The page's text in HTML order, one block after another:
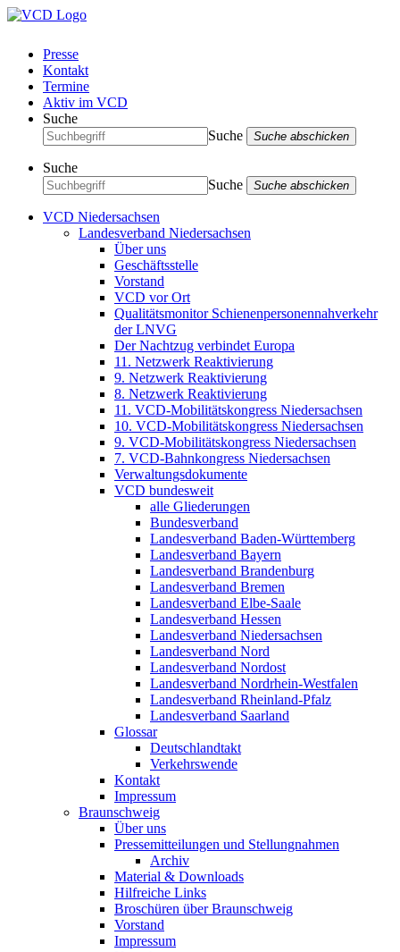
Presse
Kontakt
Termine
Aktiv im VCD
Suche
Suche
Suche abschicken
Suche
Suche
Suche abschicken
VCD Niedersachsen
Landesverband Niedersachsen
Über uns
Geschäftsstelle
Vorstand
VCD vor Ort
Qualitätsmonitor Schienenpersonennahverkehr
der LNVG
Der Nachtzug verbindet Europa
11. Netzwerk Reaktivierung
9. Netzwerk Reaktivierung
8. Netzwerk Reaktivierung
11. VCD-Mobilitätskongress Niedersachsen
10. VCD-Mobilitätskongress Niedersachsen
9. VCD-Mobilitätskongress Niedersachsen
7. VCD-Bahnkongress Niedersachsen
Verwaltungsdokumente
VCD bundesweit
alle Gliederungen
Bundesverband
Landesverband Baden-Württemberg
Landesverband Bayern
Landesverband Brandenburg
Landesverband Bremen
Landesverband Elbe-Saale
Landesverband Hessen
Landesverband Niedersachsen
Landesverband Nord
Landesverband Nordost
Landesverband Nordrhein-Westfalen
Landesverband Rheinland-Pfalz
Landesverband Saarland
Glossar
Deutschlandtakt
Verkehrswende
Kontakt
Impressum
Braunschweig
Über uns
Pressemitteilungen und Stellungnahmen
Archiv
Material & Downloads
Hilfreiche Links
Broschüren über Braunschweig
Vorstand
Impressum